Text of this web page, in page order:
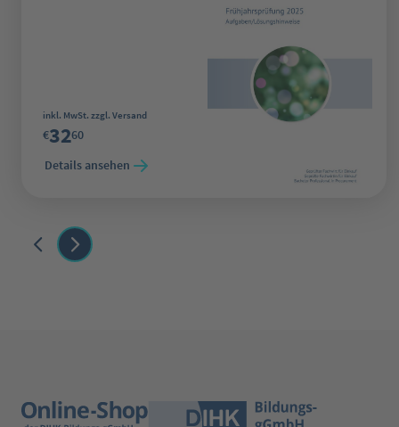
Regulärer Preis:
inkl. MwSt. zzgl. Versand
€3260
Details ansehen